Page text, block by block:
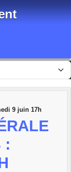
9 juin 17h
: